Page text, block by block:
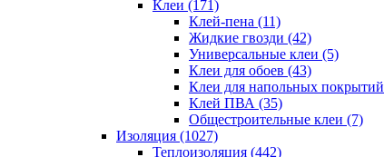
Клеи (171)
Клей-пена (11)
Жидкие гвозди (42)
Универсальные клеи (5)
Клеи для обоев (43)
Клеи для напольных
Клей ПВА (35)
Общестроительные клеи (7)
Изоляция (1027)
Теплоизоляция (442)